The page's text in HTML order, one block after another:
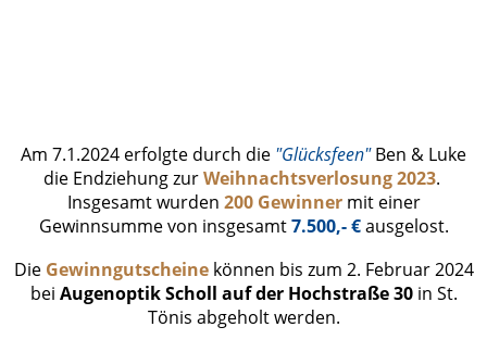
Am 7.1.2024 erfolgte durch die "Glücksfeen"Ben & Luke
die Endziehung zurWeihnachtsverlosung 2023.
Insgesamt wurden 200 Gewinnermit einer
Gewinnsumme von insgesamt7.500,- €ausgelost.
Die Gewinngutscheinekönnen bis zum 2. Februar 2024
bei Augenoptik Scholl auf der Hochstraße 30in St.
Tönis abgeholt werden.